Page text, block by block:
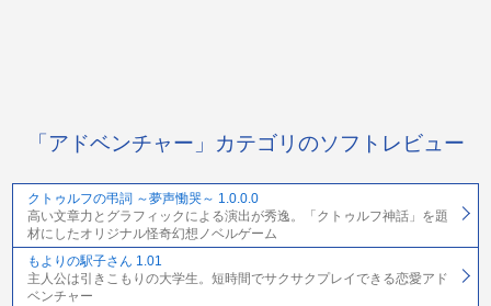
「アドベンチャー」カテゴリのソフトレビュー
クトゥルフの弔詞 ～夢声慟哭～ 1.0.0.0
高い文章力とグラフィックによる演出が秀逸。「クトゥルフ神話」を題
材にしたオリジナル怪奇幻想ノベルゲーム
もよりの駅子さん 1.01
主人公は引きこもりの大学生。短時間でサクサクプレイできる恋愛アド
ベンチャー